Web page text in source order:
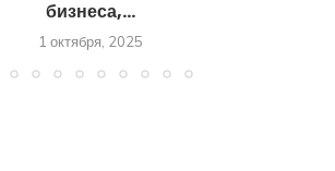
бизнеса,...
1 октября, 2025